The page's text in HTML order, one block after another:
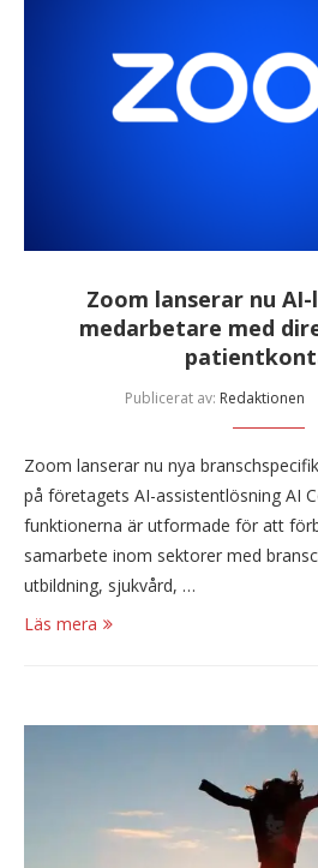
Zoom lanserar nu
medarbetare med
Publicerat av: Redaktionen
Zoom lanserar nu nya
på företagets AI-assistentlösning AI
funktionerna är utformade för att
samarbete inom sektorer med
utbildning, sjukvård, …
Läs mera